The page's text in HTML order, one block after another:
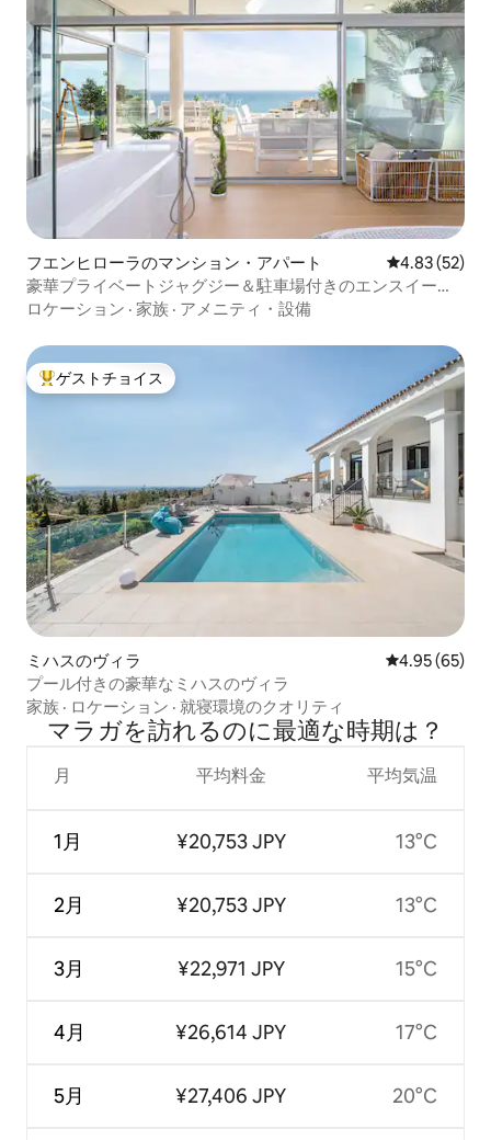
フエンヒローラのマンション・アパート レビュー52
4.83 (52)
豪華プライベートジャグジー＆駐車場付きのエンスイー
ト。
ロケーション · 家族 · アメニティ・設備
大好評のゲストチョイスです。
ゲストチョイス
ミハスのヴィラ レビュー65
4.95 (65)
プール付きの豪華なミハスのヴィラ
家族 · ロケーション · 就寝環境のクオリティ
マラガを訪⁠れ⁠るの⁠に最⁠適⁠な時⁠期⁠は⁠？
月
1月
2月
3月
4月
5月
平均料金
¥20,753 JPY
¥20,753 JPY
¥22,971 JPY
¥26,614 JPY
¥27,406 JPY
平均気温
13°C
13°C
15°C
17°C
20°C